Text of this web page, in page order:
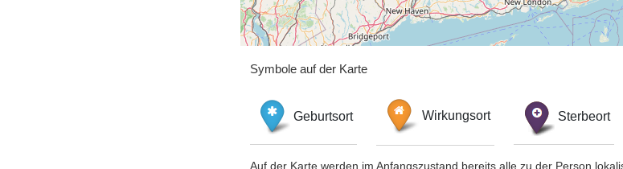
Symbole auf der Karte
Geburtsort Wirkungsort Sterbeort
Auf der Karte werden im Anfangszustand bereits alle zu der Person